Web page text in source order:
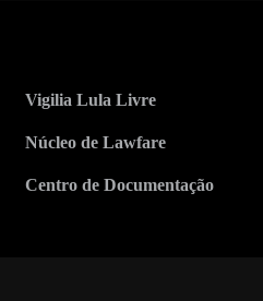
Vigilia Lula Livre
Núcleo de Lawfare
Centro de Documentação